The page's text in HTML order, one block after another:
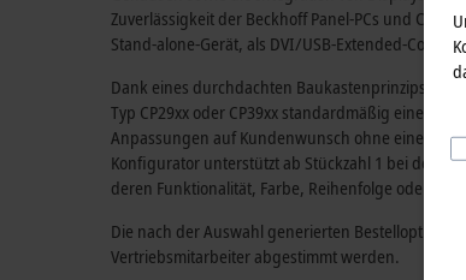
Zuverlässigkeit der Beckhoff Panel-PCs und
Stand-alone-Gerät, als DVI/USB-Extended-
Dank eines durchdachten Baukastenprinzips ist
Typ CP29xx oder CP39xx standardmäßig eine
Anpassungen auf Kundenwunsch ohne eine
Konfigurator unterstützt ab Stückzahl 1 bei der
deren Funktionalität, Farbe, Reihenfolge oder
Die nach der Auswahl generierten Bestelloptionen
Vertriebsmitarbeiter abgestimmt werden.